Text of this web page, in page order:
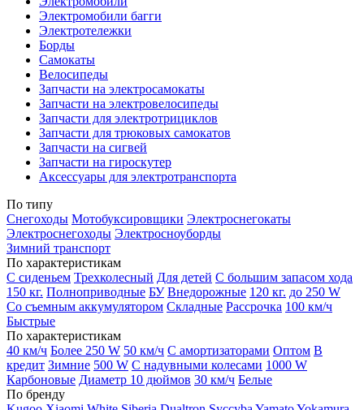
Электромобили багги
Электротележки
Борды
Самокаты
Велосипеды
Запчасти на электросамокаты
Запчасти на электровелосипеды
Запчасти для электротрициклов
Запчасти для трюковых самокатов
Запчасти на сигвей
Запчасти на гироскутер
Аксессуары для электротранспорта
По типу
Снегоходы Мотобуксировщики Электроснегокаты
Электроснегоходы Электросноуборды
Зимний транспорт
По характеристикам
С сиденьем Трехколесный Для детей С большим запасом хода
150 кг. Полноприводные БУ Внедорожные 120 кг. до 250 W
Со съемным аккумулятором Складные Рассрочка 100 км/ч
Быстрые
По характеристикам
40 км/ч Более 250 W 50 км/ч С амортизаторами Оптом В
кредит Зимние 500 W С надувными колесами 1000 W
Карбоновые Диаметр 10 дюймов 30 км/ч Белые
По бренду